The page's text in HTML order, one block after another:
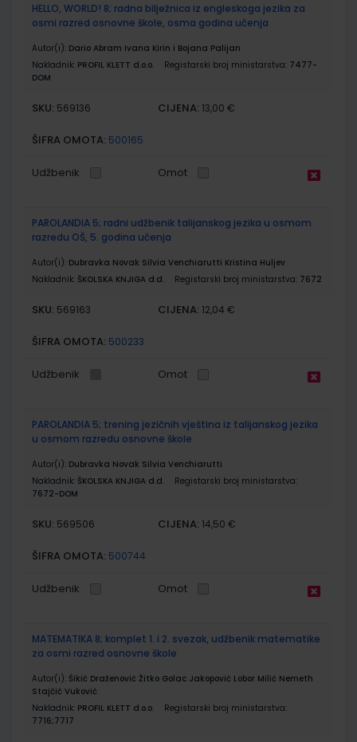
HELLO, WORLD! 8; radna bilježnica iz engleskoga jezika za
osmi razred osnovne škole, osma godina učenja
Autor(i): Dario Abram Ivana Kirin i Bojana Palijan
Nakladnik: PROFIL KLETT d.o.o. Registarski broj ministarstva: 7477-
DOM
SKU: 569136 CIJENA: 13,00 €
ŠIFRA OMOTA: 500165
Udžbenik Omot
PAROLANDIA 5; radni udžbenik talijanskog jezika u osmom
razredu OŠ, 5. godina učenja
Autor(i): Dubravka Novak Silvia Venchiarutti Kristina Huljev
Nakladnik: ŠKOLSKA KNJIGA d.d. Registarski broj ministarstva: 7672
SKU: 569163 CIJENA: 12,04 €
ŠIFRA OMOTA: 500233
Udžbenik Omot
PAROLANDIA 5; trening jezičnih vještina iz talijanskog jezika
u osmom razredu osnovne škole
Autor(i): Dubravka Novak Silvia Venchiarutti
Nakladnik: ŠKOLSKA KNJIGA d.d.
Registarski broj ministarstva:
7672-DOM
SKU: 569506 CIJENA: 14,50 €
ŠIFRA OMOTA: 500744
Udžbenik Omot
MATEMATIKA 8; komplet 1. i 2. svezak, udžbenik matematike
za osmi razred osnovne škole
Autor(i): Šikić Draženović Žitko Golac Jakopović Lobor Milić Nemeth
Stajčić Vuković
Nakladnik: PROFIL KLETT d.o.o.
Registarski broj ministarstva:
7716;7717